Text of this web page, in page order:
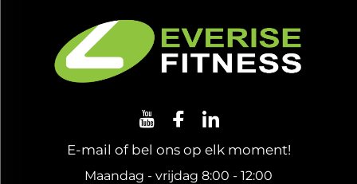
E-mail of bel ons op elk moment!
Maandag - vrijdag 8:00 - 12:00